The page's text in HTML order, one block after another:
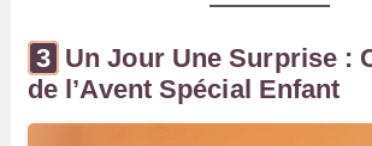
Un Jour Une Surprise :
de l’Avent Spécial Enfant